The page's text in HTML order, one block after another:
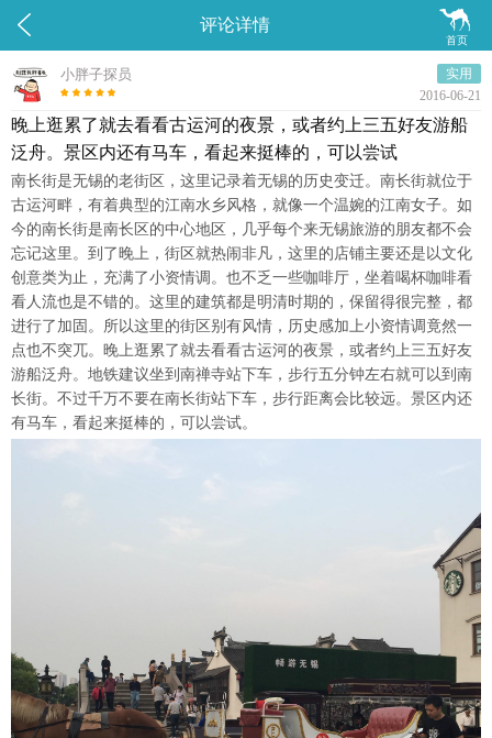
 
首页
评论详情
小胖子探员
实用
2016-06-21
晚上逛累了就去看看古运河的夜景，或者约上三五好友游船
泛舟。景区内还有马车，看起来挺棒的，可以尝试
南长街是无锡的老街区，这里记录着无锡的历史变迁。南长街就位于
古运河畔，有着典型的江南水乡风格，就像一个温婉的江南女子。如
今的南长街是南长区的中心地区，几乎每个来无锡旅游的朋友都不会
忘记这里。到了晚上，街区就热闹非凡，这里的店铺主要还是以文化
创意类为止，充满了小资情调。也不乏一些咖啡厅，坐着喝杯咖啡看
看人流也是不错的。这里的建筑都是明清时期的，保留得很完整，都
进行了加固。所以这里的街区别有风情，历史感加上小资情调竟然一
点也不突兀。晚上逛累了就去看看古运河的夜景，或者约上三五好友
游船泛舟。地铁建议坐到南禅寺站下车，步行五分钟左右就可以到南
长街。不过千万不要在南长街站下车，步行距离会比较远。景区内还
有马车，看起来挺棒的，可以尝试。